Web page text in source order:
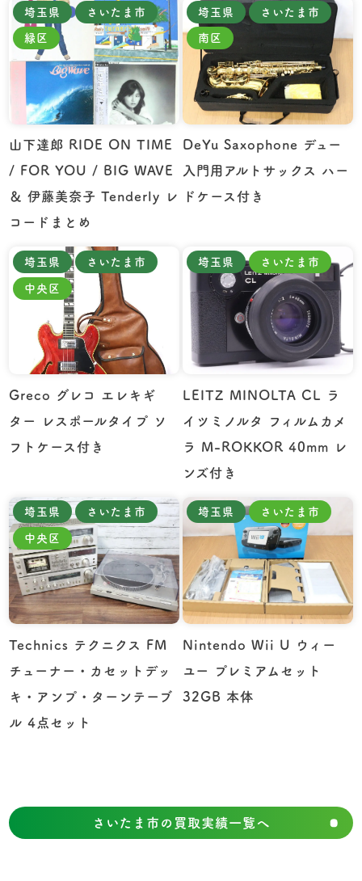
埼玉県 さいたま市
緑区
山下達郎 RIDE ON TIME
/ FOR YOU / BIG WAVE
＆ 伊藤美奈子 Tenderly レ
コードまとめ
埼玉県 さいたま市
南区
DeYu Saxophone デュー
入門用アルトサックス ハー
ドケース付き
埼玉県 さいたま市
中央区
Greco グレコ エレキギ
ター レスポールタイプ ソ
フトケース付き
埼玉県 さいたま市
LEITZ MINOLTA CL ラ
イツミノルタ フィルムカメ
ラ M-ROKKOR 40mm レ
ンズ付き
埼玉県 さいたま市
中央区
Technics テクニクス FM
チューナー・カセットデッ
キ・アンプ・ターンテーブ
ル 4点セット
埼玉県 さいたま市
Nintendo Wii U ウィー
ユー プレミアムセット
32GB 本体
さいたま市の買取実績一覧へ